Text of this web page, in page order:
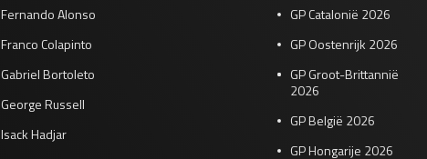
Fernando Alonso
Franco Colapinto
Gabriel Bortoleto
George Russell
Isack Hadjar
GP Catalonië 2026
GP Oostenrijk 2026
GP Groot-Brittannië
2026
GP België 2026
GP Hongarije 2026